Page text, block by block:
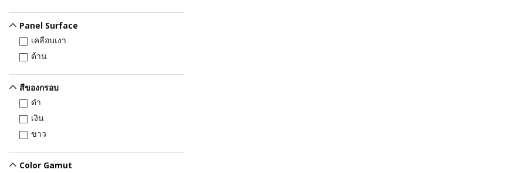
Panel Surface
เคลือบเงา
ด้าน
สีของกรอบ
ดำ
เงิน
ขาว
Color Gamut